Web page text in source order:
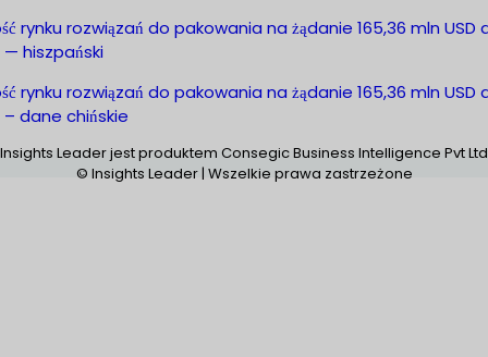
rynku rozwiązań do pakowania na żądanie 165,36 mln USD
— hiszpański
rynku rozwiązań do pakowania na żądanie 165,36 mln USD
– dane chińskie
Insights Leader jest produktem Consegic Business Intelligence Pvt Ltd
© Insights Leader | Wszelkie prawa zastrzeżone